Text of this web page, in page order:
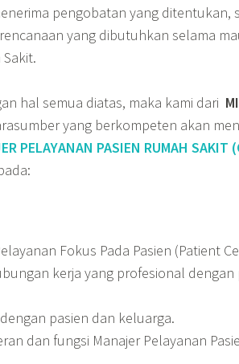
pengobatan yang ditentukan,
yang dibutuhkan selama
hal semua diatas, maka kami dari
yang berkompeten akan
PELAYANAN PASIEN RUMAH SAKIT
Fokus Pada Pasien (Patient
kerja yang profesional
pasien dan keluarga.
dan fungsi Manajer Pelayanan